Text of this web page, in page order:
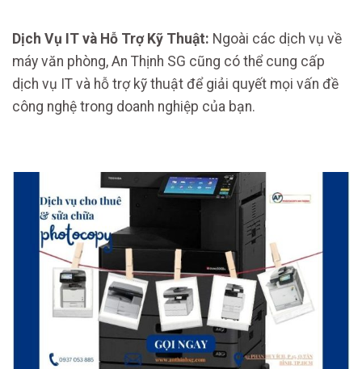
Dịch Vụ IT và Hỗ Trợ Kỹ Thuật: Ngoài các dịch vụ về
máy văn phòng, An Thịnh SG cũng có thể cung cấp
dịch vụ IT và hỗ trợ kỹ thuật để giải quyết mọi vấn đề
công nghệ trong doanh nghiệp của bạn.